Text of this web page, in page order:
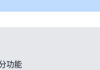
功能